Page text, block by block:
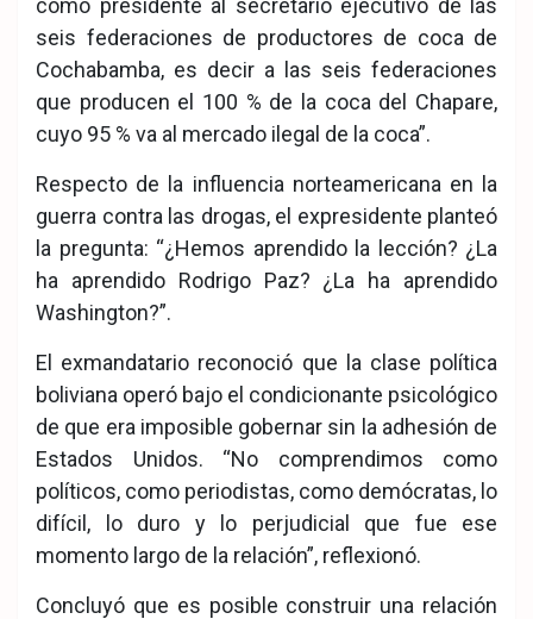
como presidente al secretario ejecutivo de las
seis federaciones de productores de coca de
Cochabamba, es decir a las seis federaciones
que producen el 100 % de la coca del Chapare,
cuyo 95 % va al mercado ilegal de la coca”.
Respecto de la influencia norteamericana en la
guerra contra las drogas, el expresidente planteó
la pregunta: “¿Hemos aprendido la lección? ¿La
ha aprendido Rodrigo Paz? ¿La ha aprendido
Washington?”.
El exmandatario reconoció que la clase política
boliviana operó bajo el condicionante psicológico
de que era imposible gobernar sin la adhesión de
Estados Unidos. “No comprendimos como
políticos, como periodistas, como demócratas, lo
difícil, lo duro y lo perjudicial que fue ese
momento largo de la relación”, reflexionó.
Concluyó que es posible construir una relación